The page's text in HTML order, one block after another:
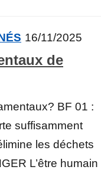
16/11/2025
de
BF 01 :
suffisamment
les déchets
L’être humain